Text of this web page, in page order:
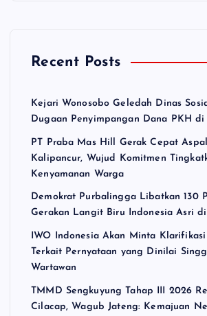
Recent Posts
Kejari Wonosobo Geledah Dinas
Dugaan Penyimpangan Dana PKH
PT Praba Mas Hill Gerak Cepat
Kalipancur, Wujud Komitmen
Kenyamanan Warga
Demokrat Purbalingga Libatkan 130
Gerakan Langit Biru Indonesia Asri
IWO Indonesia Akan Minta
Terkait Pernyataan yang Dinilai
Wartawan
TMMD Sengkuyung Tahap III 2026
Cilacap, Wagub Jateng: Kemajuan